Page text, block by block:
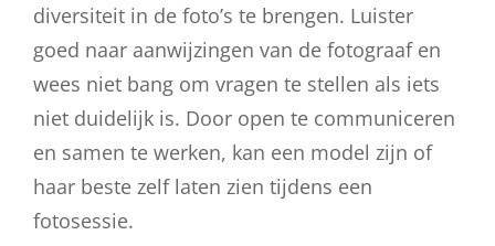
diversiteit in de foto’s te brengen. Luister
goed naar aanwijzingen van de fotograaf en
wees niet bang om vragen te stellen als iets
niet duidelijk is. Door open te communiceren
en samen te werken, kan een model zijn of
haar beste zelf laten zien tijdens een
fotosessie.